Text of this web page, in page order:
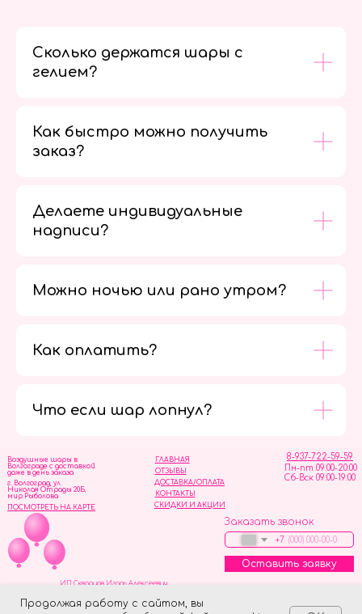
Продолжая работу с сайтом, вы
Сколько держатся шары с
гелием?
Как быстро можно получить
заказ?
Делаете индивидуальные
надписи?
Можно ночью или рано утром?
Как оплатить?
Что если шар лопнул?
ОТЗЫВЫ
ГЛАВНАЯ
ДОСТАВКА/ОПЛАТА
СКИДКИ И АКЦИИ
КОНТАКТЫ
8-937-722-59-59
Пн-пт 09:00-20:00
Сб-Вск 09:00-19:00
Воздушные шары в
Волгограде с доставкой
даже в день заказа
Заказать звонок
+7
Оставить заявку
г. Волгоград, ул.
Николая Отрады 20Б,
мир Рыболова
ПОСМОТРЕТЬ НА КАРТЕ
ИП Скворцов Игорь Алексеевич